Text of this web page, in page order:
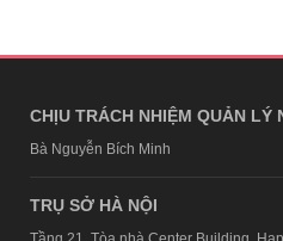
CHỊU TRÁCH NHIỆM QUẢN LÝ
Bà Nguyễn Bích Minh
TRỤ SỞ HÀ NỘI